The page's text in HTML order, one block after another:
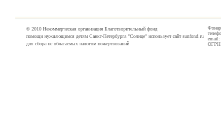
© 2010 Некоммерческая организация Благотворительный фонд
помощи нуждающимся детям Санкт-Петербурга "Солнце" использует сайт sunfond.ru
для сбора не облагаемых налогом пожертвований
email:
ОГРН